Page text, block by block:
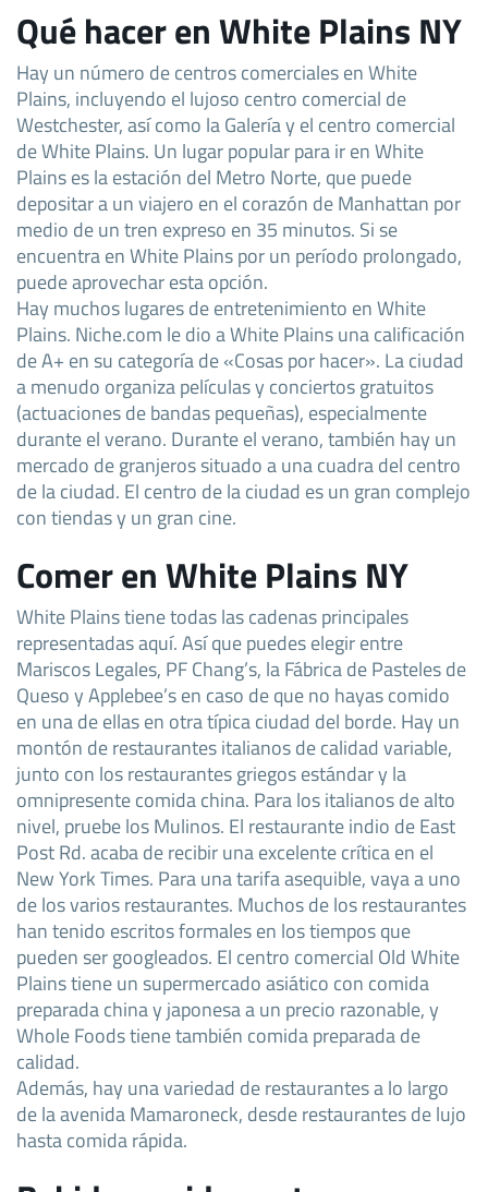
Qué hacer en White Plains NY
Hay un número de centros comerciales en White
Plains, incluyendo el lujoso centro comercial de
Westchester, así como la Galería y el centro comercial
de White Plains. Un lugar popular para ir en White
Plains es la estación del Metro Norte, que puede
depositar a un viajero en el corazón de Manhattan por
medio de un tren expreso en 35 minutos. Si se
encuentra en White Plains por un período prolongado,
puede aprovechar esta opción.
Hay muchos lugares de entretenimiento en White
Plains. Niche.com le dio a White Plains una calificación
de A+ en su categoría de «Cosas por hacer». La ciudad
a menudo organiza películas y conciertos gratuitos
(actuaciones de bandas pequeñas), especialmente
durante el verano. Durante el verano, también hay un
mercado de granjeros situado a una cuadra del centro
de la ciudad. El centro de la ciudad es un gran complejo
con tiendas y un gran cine.
Comer en White Plains NY
White Plains tiene todas las cadenas principales
representadas aquí. Así que puedes elegir entre
Mariscos Legales, PF Chang’s, la Fábrica de Pasteles de
Queso y Applebee’s en caso de que no hayas comido
en una de ellas en otra típica ciudad del borde. Hay un
montón de restaurantes italianos de calidad variable,
junto con los restaurantes griegos estándar y la
omnipresente comida china. Para los italianos de alto
nivel, pruebe los Mulinos. El restaurante indio de East
Post Rd. acaba de recibir una excelente crítica en el
New York Times. Para una tarifa asequible, vaya a uno
de los varios restaurantes. Muchos de los restaurantes
han tenido escritos formales en los tiempos que
pueden ser googleados. El centro comercial Old White
Plains tiene un supermercado asiático con comida
preparada china y japonesa a un precio razonable, y
Whole Foods tiene también comida preparada de
calidad.
Además, hay una variedad de restaurantes a lo largo
de la avenida Mamaroneck, desde restaurantes de lujo
hasta comida rápida.